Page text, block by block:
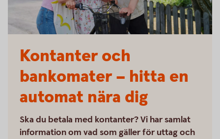
Kontanter och
bankomater – hitta en
automat nära dig
Ska du betala med kontanter? Vi har samlat
information om vad som gäller för uttag och